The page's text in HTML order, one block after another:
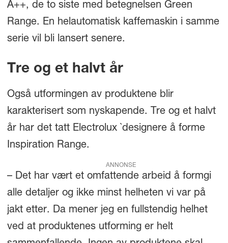
A++, de to siste med betegnelsen Green
Range. En helautomatisk kaffemaskin i samme
serie vil bli lansert senere.
Tre og et halvt år
Også utformingen av produktene blir
karakterisert som nyskapende. Tre og et halvt
år har det tatt Electrolux `designere å forme
Inspiration Range.
ANNONSE
– Det har vært et omfattende arbeid å formgi
alle detaljer og ikke minst helheten vi var på
jakt etter. Da mener jeg en fullstendig helhet
ved at produktenes utforming er helt